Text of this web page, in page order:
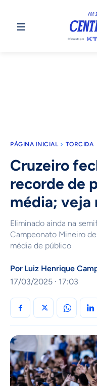
PÁGINA INICIAL TORCIDA
Cruzeiro
recorde de
média; veja
Eliminado ainda na
Campeonato Mineiro
média de público
Por Luiz Henrique
17/03/2025 · 17:03